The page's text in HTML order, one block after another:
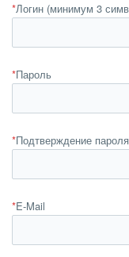
*Логин (минимум 3
*Пароль
*Подтверждение пароля
*E-Mail